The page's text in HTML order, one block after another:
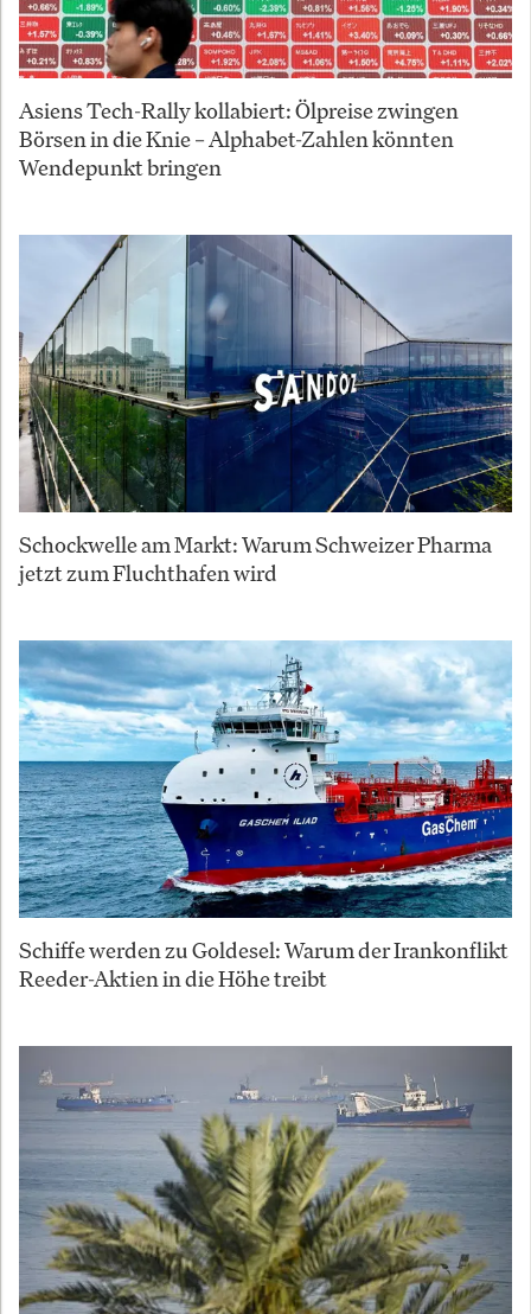
Asiens Tech-Rally kollabiert: Ölpreise zwingen
Börsen in die Knie – Alphabet-Zahlen könnten
Wendepunkt bringen
Schockwelle am Markt: Warum Schweizer Pharma
jetzt zum Fluchthafen wird
Schiffe werden zu Goldesel: Warum der Irankonflikt
Reeder-Aktien in die Höhe treibt